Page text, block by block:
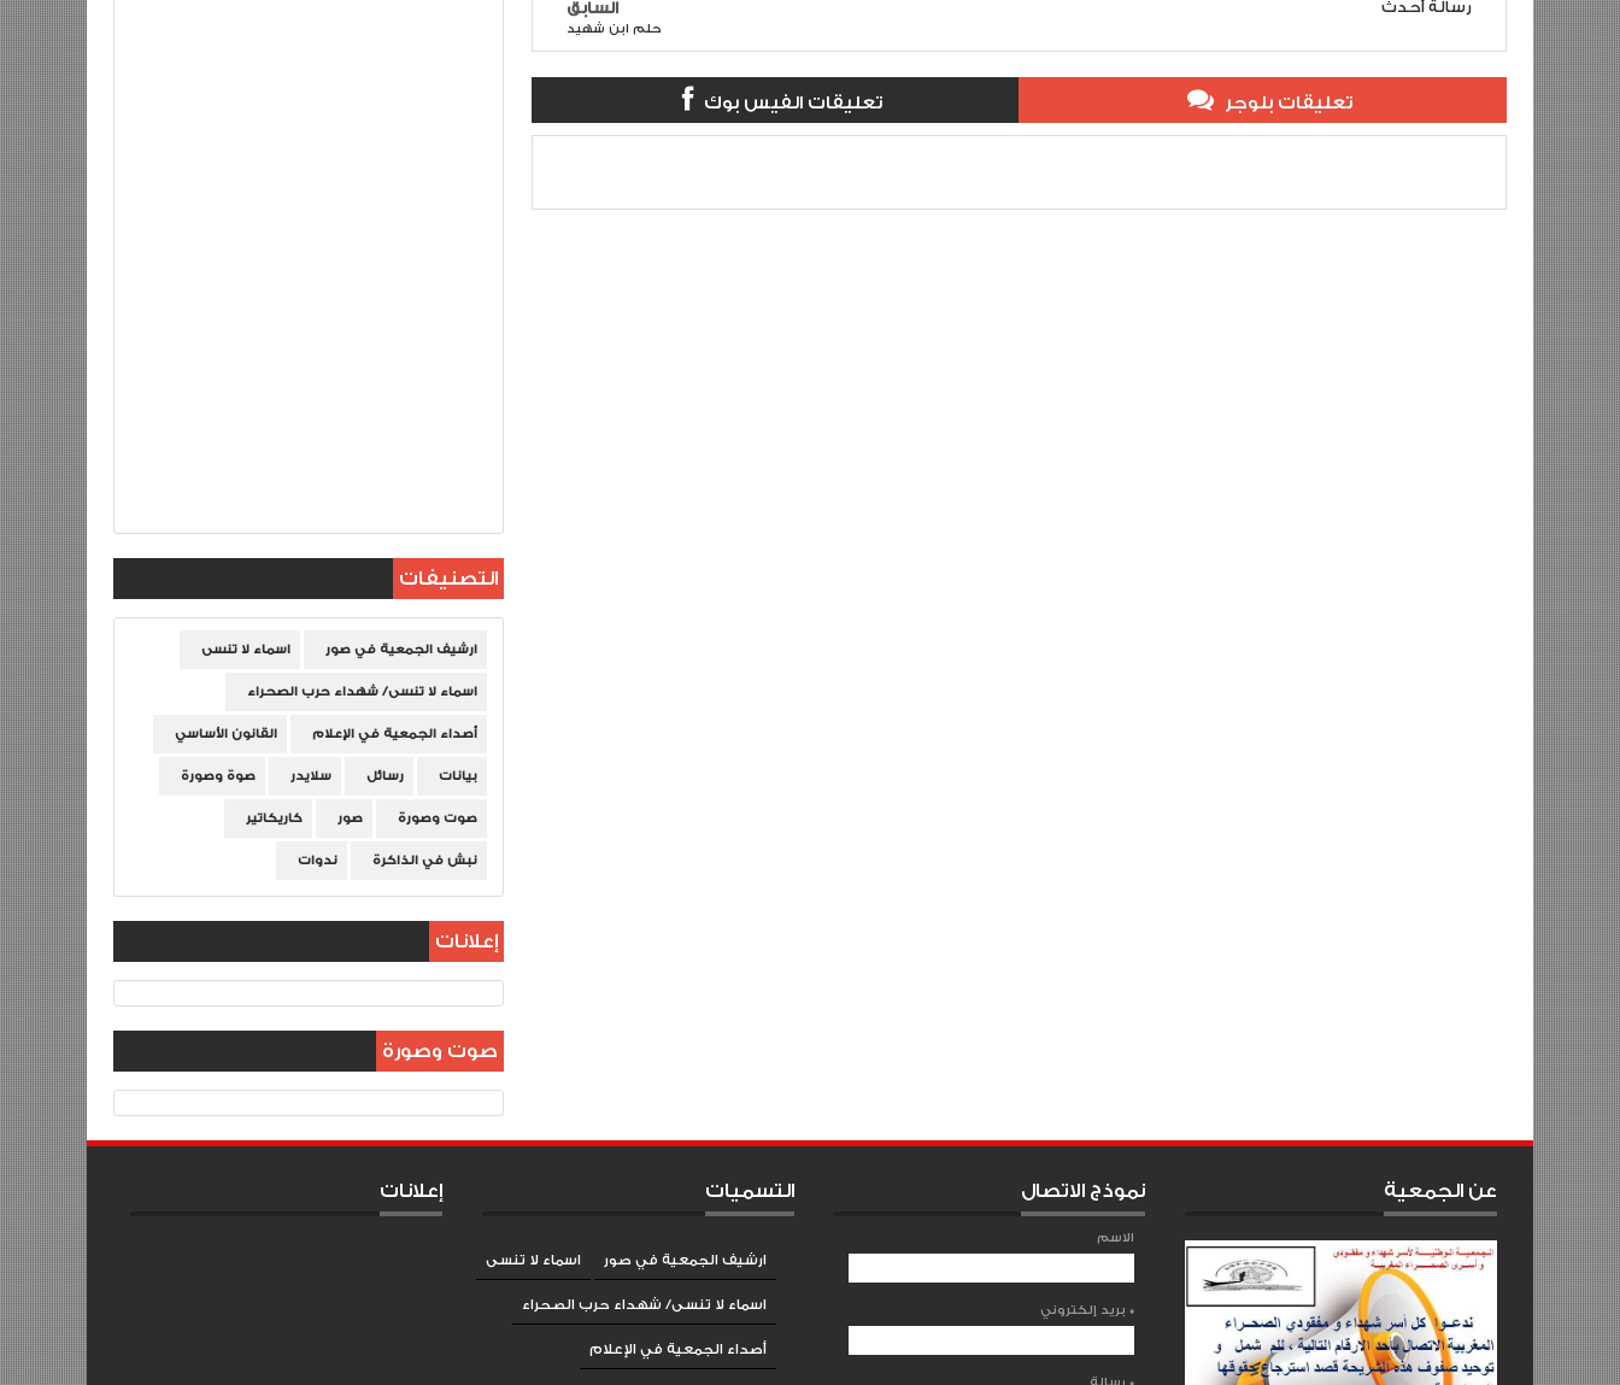
رسالة أحدث السابق
حلم ابن شهيد
تعليقات بلوجر تعليقات الفيس بوك
التصنيفات
ارشيف الجمعية في صور اسماء لا تنسى
اسماء لا تنسى/ شهداء حرب الصحراء
أصداء الجمعية في الإعلام القانون الأساسي
بيانات رسائل سلايدر صوة وصورة
صوت وصورة صور كاريكاتير
نبش في الذاكرة ندوات
إعلانات
صوت وصورة
عن الجمعية نموذج الاتصال
الاسم
بريد إلكتروني*
التسميات
ارشيف الجمعية في صور اسماء لا تنسى
اسماء لا تنسى/ شهداء حرب الصحراء
أصداء الجمعية في الإعلام
إعلانات